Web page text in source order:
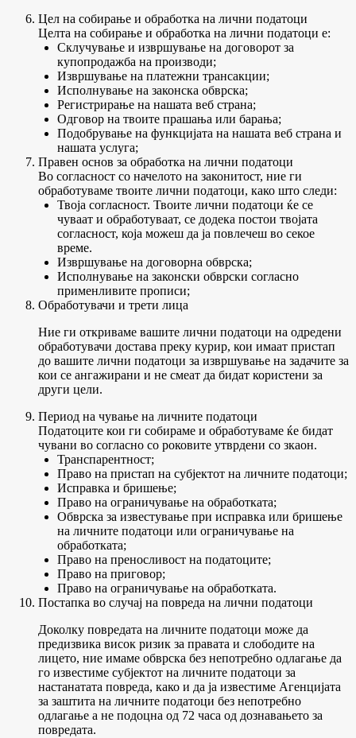
Цел на собирање и обработка на лични податоци
Целта на собирање и обработка на лични податоци е:
Склучување и извршување на договорот за
купопродажба на производи;
Извршување на платежни трансакции;
Исполнување на законска обврска;
Регистрирање на нашата веб страна;
Одговор на твоите прашања или барања;
Подобрување на функцијата на нашата веб страна и
нашата услуга;
Правен основ за обработка на лични податоци
Во согласност со начелото на законитост, ние ги
обработуваме твоите лични податоци, како што следи:
Твоја согласност. Твоите лични податоци ќе се
чуваат и обработуваат, се додека постои твојата
согласност, која можеш да ја повлечеш во секое
време.
Извршување на договорна обврска;
Исполнување на законски обврски согласно
применливите прописи;
Обработувачи и трети лица
Ние ги откриваме вашите лични податоци на одредени
обработувачи достава преку курир, кои имаат пристап
до вашите лични податоци за извршување на задачите за
кои се ангажирани и не смеат да бидат користени за
други цели.
Период на чување на личните податоци
Податоците кои ги собираме и обработуваме ќе бидат
чувани во согласно со роковите утврдени со зкаон.
Транспарентност;
Право на пристап на субјектот на личните податоци;
Исправка и бришење;
Право на ограничување на обработката;
Обврска за известување при исправка или бришење
на личните податоци или ограничување на
обработката;
Право на преносливост на податоците;
Право на приговор;
Право на ограничување на обработката.
Постапка во случај на повреда на лични податоци
Доколку повредата на личните податоци може да
предизвика висок ризик за правата и слободите на
лицето, ние имаме обврска без непотребно одлагање да
го известиме субјектот на личните податоци за
настанатата повреда, како и да ја известиме Агенцијата
за заштита на личните податоци без непотребно
одлагање а не подоцна од 72 часа од дознавањето за
повредата.